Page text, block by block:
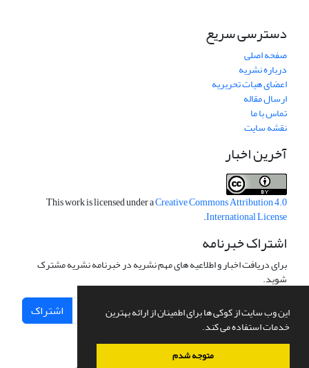
این وب سایت از کوکی ها برای اطمینان از ارائه بهترین
خدمات استفاده می کند.
متوجه شدم
دسترسی سریع
صفحه اصلی
درباره نشریه
اعضای هیات تحریریه
ارسال مقاله
تماس با ما
نقشه سایت
آخرین اخبار
This work is licensed under aCreative Commons Attribution 4.0
International License
.
اشتراک خبرنامه
برای دریافت اخبار و اطلاعیه های مهم نشریه در خبرنامه نشریه مشترک
شوید.
اشتراک